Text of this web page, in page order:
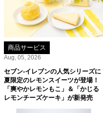
商品サービス
Aug, 05, 2026
セブン‐イレブンの人気シリーズに
夏限定のレモンスイーツが登場！
「爽やかレモンもこ」＆「かじる
レモンチーズケーキ」が新発売